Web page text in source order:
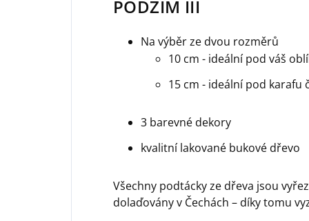
PODZIM III
Na výběr ze dvou rozměrů
10 cm - ideální pod váš
15 cm - ideální pod karafu
3 barevné dekory
kvalitní lakované bukové dřevo
Všechny podtácky ze dřeva jsou
dolaďovány v Čechách – díky tomu